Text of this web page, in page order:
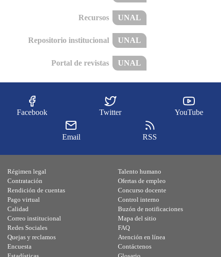
Recursos UNAL
Repositorio institucional UNAL
Portal de revistas UNAL
Facebook Twitter YouTube
Email RSS
Régimen legal
Contratación
Rendición de cuentas
Pago virtual
Calidad
Talento humano
Ofertas de empleo
Concurso docente
Control interno
Buzón de notificaciones
Correo institucional
Redes Sociales
Quejas y reclamos
Encuesta
Mapa del sitio
FAQ
Atención en línea
Contáctenos